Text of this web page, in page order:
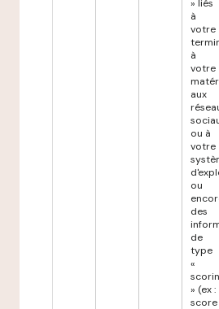
» liés
à
votre
à
votre
aux
ou à
votre
ou
des
de
type
«
» (ex :
score